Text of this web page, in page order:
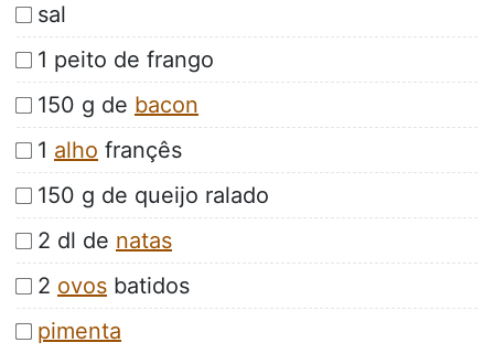
sal
1 peito de frango
150 g de bacon
1 alho françês
150 g de queijo ralado
2 dl de natas
2 ovos batidos
pimenta